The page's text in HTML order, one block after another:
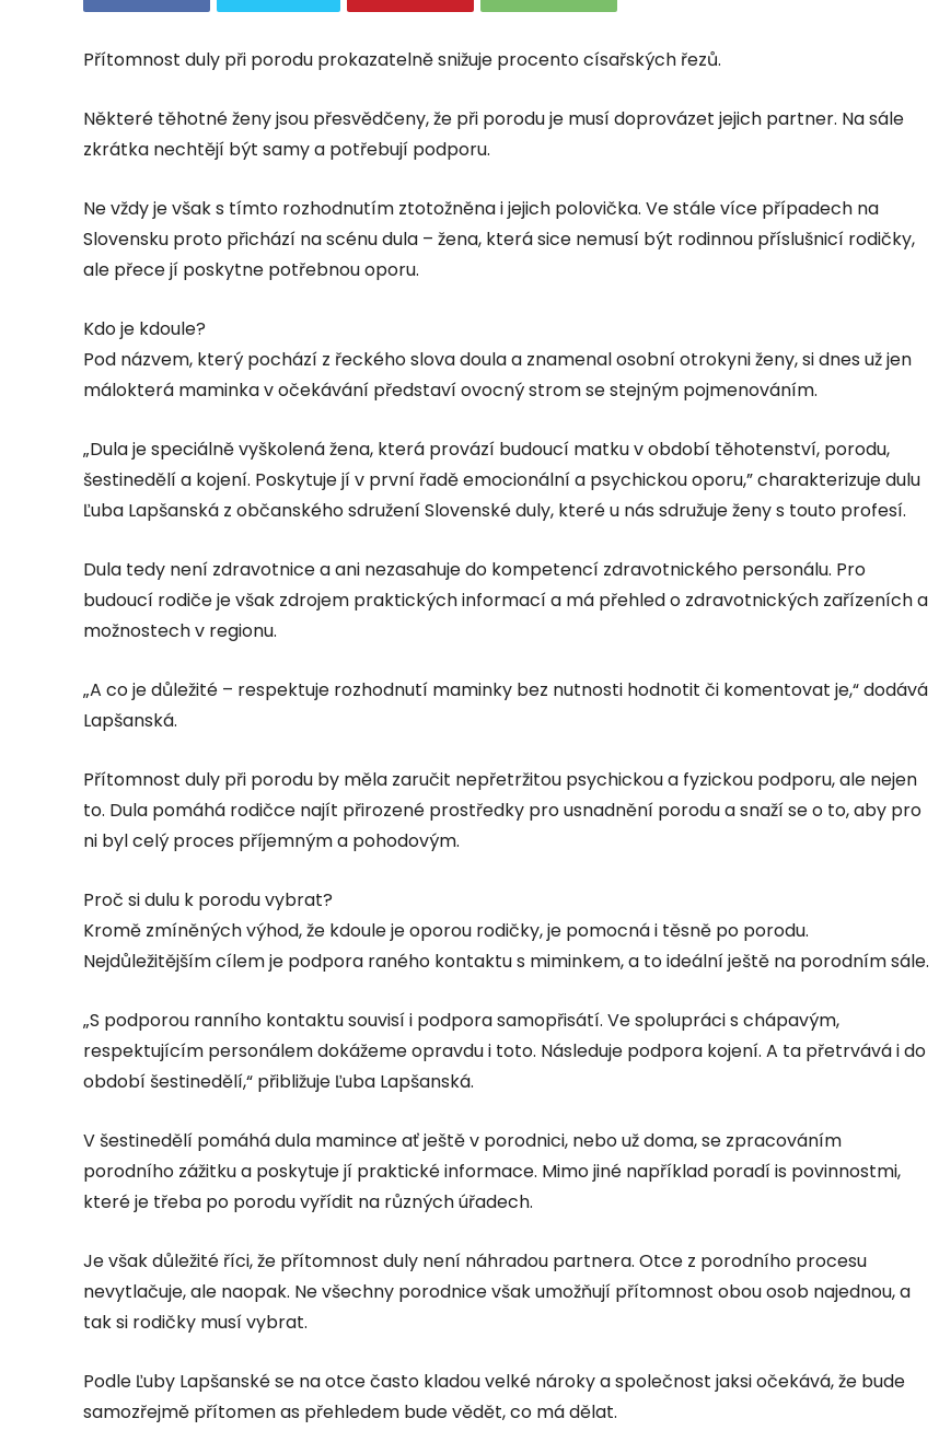
Přítomnost duly při porodu prokazatelně snižuje procento císařských řezů.
Některé těhotné ženy jsou přesvědčeny, že při porodu je musí doprovázet jejich partner. Na sále
zkrátka nechtějí být samy a potřebují podporu.
Ne vždy je však s tímto rozhodnutím ztotožněna i jejich polovička. Ve stále více případech na
Slovensku proto přichází na scénu dula – žena, která sice nemusí být rodinnou příslušnicí rodičky,
ale přece jí poskytne potřebnou oporu.
Kdo je kdoule?
Pod názvem, který pochází z řeckého slova doula a znamenal osobní otrokyni ženy, si dnes už jen
málokterá maminka v očekávání představí ovocný strom se stejným pojmenováním.
„Dula je speciálně vyškolená žena, která provází budoucí matku v období těhotenství, porodu,
šestinedělí a kojení. Poskytuje jí v první řadě emocionální a psychickou oporu,” charakterizuje dulu
Ľuba Lapšanská z občanského sdružení Slovenské duly, které u nás sdružuje ženy s touto profesí.
Dula tedy není zdravotnice a ani nezasahuje do kompetencí zdravotnického personálu. Pro
budoucí rodiče je však zdrojem praktických informací a má přehled o zdravotnických zařízeních a
možnostech v regionu.
„A co je důležité – respektuje rozhodnutí maminky bez nutnosti hodnotit či komentovat je,“ dodává
Lapšanská.
Přítomnost duly při porodu by měla zaručit nepřetržitou psychickou a fyzickou podporu, ale nejen
to. Dula pomáhá rodičce najít přirozené prostředky pro usnadnění porodu a snaží se o to, aby pro
ni byl celý proces příjemným a pohodovým.
Proč si dulu k porodu vybrat?
Kromě zmíněných výhod, že kdoule je oporou rodičky, je pomocná i těsně po porodu.
Nejdůležitějším cílem je podpora raného kontaktu s miminkem, a to ideální ještě na porodním sále.
„S podporou ranního kontaktu souvisí i podpora samopřisátí. Ve spolupráci s chápavým,
respektujícím personálem dokážeme opravdu i toto. Následuje podpora kojení. A ta přetrvává i do
období šestinedělí,“ přibližuje Ľuba Lapšanská.
V šestinedělí pomáhá dula mamince ať ještě v porodnici, nebo už doma, se zpracováním
porodního zážitku a poskytuje jí praktické informace. Mimo jiné například poradí is povinnostmi,
které je třeba po porodu vyřídit na různých úřadech.
Je však důležité říci, že přítomnost duly není náhradou partnera. Otce z porodního procesu
nevytlačuje, ale naopak. Ne všechny porodnice však umožňují přítomnost obou osob najednou, a
tak si rodičky musí vybrat.
Podle Ľuby Lapšanské se na otce často kladou velké nároky a společnost jaksi očekává, že bude
samozřejmě přítomen as přehledem bude vědět, co má dělat.